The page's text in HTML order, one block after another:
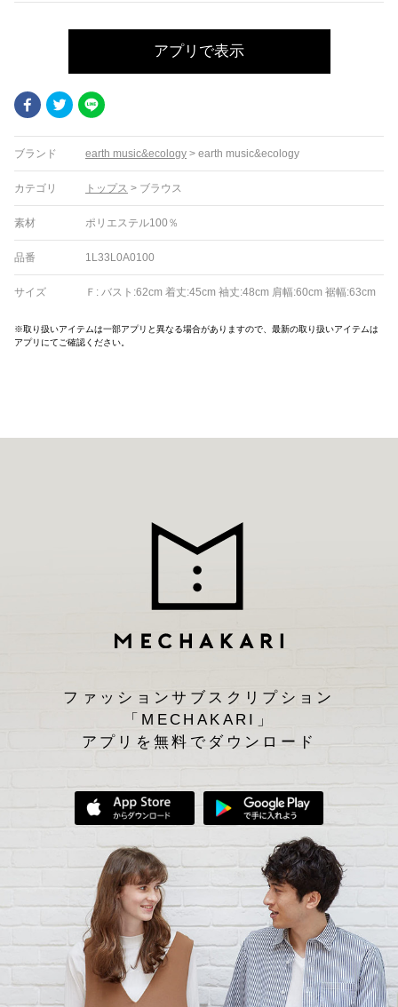
アプリで表示
FacebookTwitter
ブランド earth music&ecology > earth music&ecology
カテゴリ トップス > ブラウス
素材 ポリエステル100％
品番 1L33L0A0100
サイズ Ｆ: バスト:62cm 着丈:45cm 袖丈:48cm 肩幅:60cm 裾幅:63cm
※取り扱いアイテムは一部アプリと異なる場合がありますので、最新の取り扱いアイテムは
アプリにてご確認ください。
ファッションサブスクリプション
「MECHAKARI」
アプリを無料でダウンロード
App Storeからダウンロード